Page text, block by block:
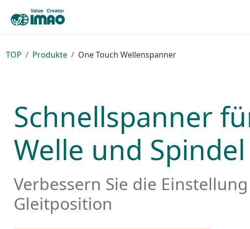
TOP Produkte One Touch Wellenspanner
Schnellspanner
Welle und Spindel
Verbessern Sie die
Gleitposition